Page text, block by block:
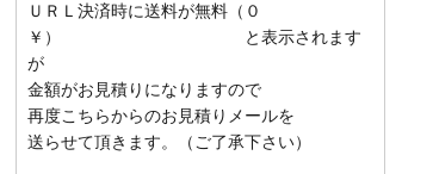
ＵＲＬ決済時に送料が無料（０
￥） と表示されます
が
金額がお見積りになりますので
再度こちらからのお見積りメールを
送らせて頂きます。（ご了承下さい）